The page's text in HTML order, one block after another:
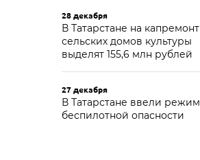
28 декабря
В Татарстане на капремонт
сельских домов культуры
выделят 155,6 млн рублей
27 декабря
В Татарстане ввели режим
беспилотной опасности